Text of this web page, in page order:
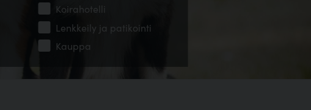
Koirahotelli
Lenkkeily ja patikointi
Kauppa